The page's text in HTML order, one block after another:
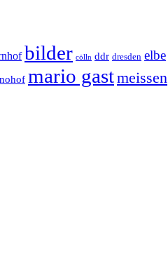
bilder cölln ddr dresden elbe
mario gastmeissen